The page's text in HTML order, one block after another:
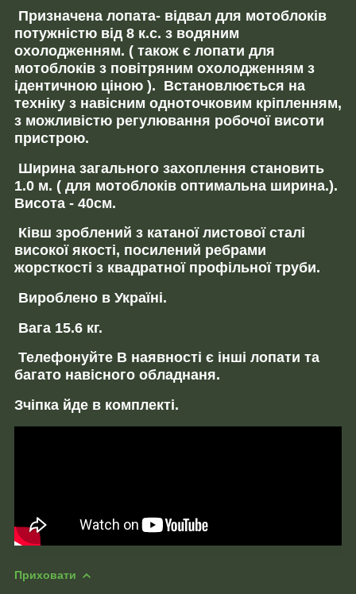
Призначена лопата- відвал для мотоблоків
потужністю від 8 к.с. з водяним
охолодженням. ( також є лопати для
мотоблоків з повітряним охолодженням з
ідентичною ціною ). Встановлюється на
техніку з навісним одноточковим кріпленням,
з можливістю регулювання робочої висоти
пристрою.
Ширина загального захоплення становить
1.0 м. ( для мотоблоків оптимальна ширина.).
Висота - 40см.
Ківш зроблений з катаної листової сталі
високої якості, посилений ребрами
жорсткості з квадратної профільної труби.
Вироблено в Україні.
Вага 15.6 кг.
Телефонуйте В наявності є інші лопати та
багато навісного обладнаня.
Зчіпка йде в комплекті.
Приховати